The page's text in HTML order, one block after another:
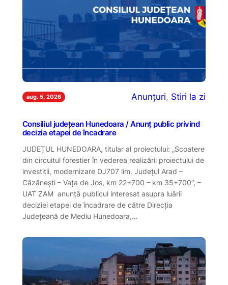
aug. 5, 2026 Anunțuri, Stiri la zi
Consiliul județean Hunedoara / Anunț public privind
decizia etapei de încadrare
JUDEȚUL HUNEDOARA, titular al proiectului: „Scoatere
din circuitul forestier în vederea realizării proiectului de
investiții, modernizare DJ707 lim. Județul Arad –
Căzănești – Vața de Jos, km 22+700 – km 35+700”, –
UAT ZAM anunţă publicul interesat asupra luării
deciziei etapei de încadrare de către Direcția
Județeană de Mediu Hunedoara,…